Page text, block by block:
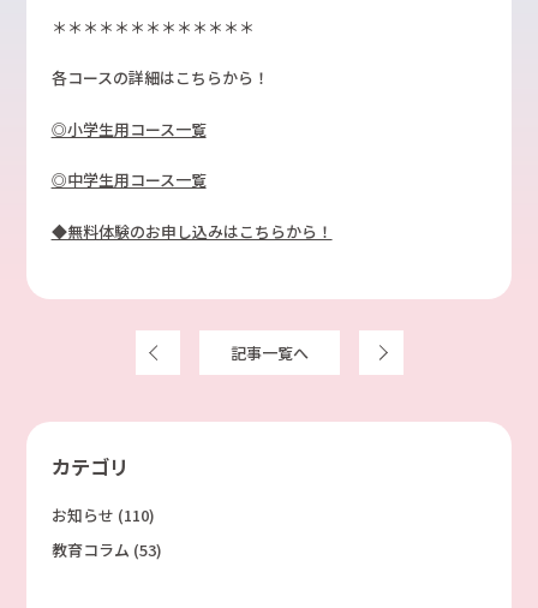
＊＊＊＊＊＊＊＊＊＊＊＊＊
各コースの詳細はこちらから！
◎小学生用コース一覧
◎中学生用コース一覧
◆無料体験のお申し込みはこちらから！
記事一覧へ
カテゴリ
お知らせ (110)
教育コラム (53)